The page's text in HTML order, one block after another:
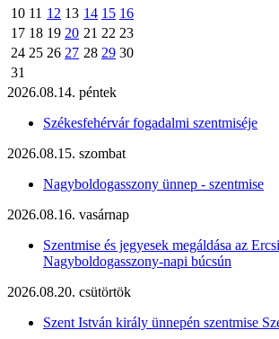
10 11 12 13 14 15 16
17 18 19 20 21 22 23
24 25 26 27 28 29 30
31
2026.08.14. péntek
Székesfehérvár fogadalmi szentmiséje
2026.08.15. szombat
Nagyboldogasszony ünnep - szentmise
2026.08.16. vasárnap
Szentmise és jegyesek megáldása az Ercsi
Nagyboldogasszony-napi búcsún
2026.08.20. csütörtök
Szent István király ünnepén szentmise